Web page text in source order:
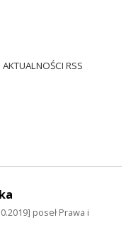
AKTUALNOŚCI RSS
poseł Prawa i